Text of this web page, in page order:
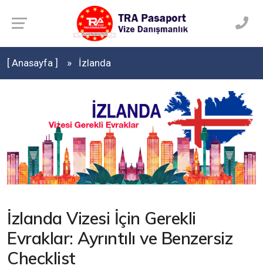
[ Anasayfa ] İzlanda
İzlanda Vizesi İçin Gerekli
Evraklar: Ayrıntılı ve Benzersiz
Checklist